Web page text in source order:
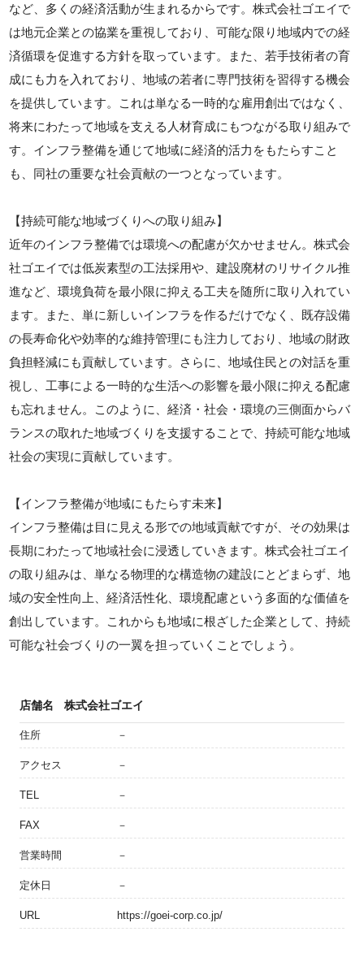
など、多くの経済活動が生まれるからです。株式会社ゴエイで
は地元企業との協業を重視しており、可能な限り地域内での経
済循環を促進する方針を取っています。また、若手技術者の育
成にも力を入れており、地域の若者に専門技術を習得する機会
を提供しています。これは単なる一時的な雇用創出ではなく、
将来にわたって地域を支える人材育成にもつながる取り組みで
す。インフラ整備を通じて地域に経済的活力をもたらすこと
も、同社の重要な社会貢献の一つとなっています。
【持続可能な地域づくりへの取り組み】
近年のインフラ整備では環境への配慮が欠かせません。株式会
社ゴエイでは低炭素型の工法採用や、建設廃材のリサイクル推
進など、環境負荷を最小限に抑える工夫を随所に取り入れてい
ます。また、単に新しいインフラを作るだけでなく、既存設備
の長寿命化や効率的な維持管理にも注力しており、地域の財政
負担軽減にも貢献しています。さらに、地域住民との対話を重
視し、工事による一時的な生活への影響を最小限に抑える配慮
も忘れません。このように、経済・社会・環境の三側面からバ
ランスの取れた地域づくりを支援することで、持続可能な地域
社会の実現に貢献しています。
【インフラ整備が地域にもたらす未来】
インフラ整備は目に見える形での地域貢献ですが、その効果は
長期にわたって地域社会に浸透していきます。株式会社ゴエイ
の取り組みは、単なる物理的な構造物の建設にとどまらず、地
域の安全性向上、経済活性化、環境配慮という多面的な価値を
創出しています。これからも地域に根ざした企業として、持続
可能な社会づくりの一翼を担っていくことでしょう。
店舗名 株式会社ゴエイ
住所 －
アクセス －
TEL －
FAX －
営業時間 －
定休日 －
URL https://goei-corp.co.jp/